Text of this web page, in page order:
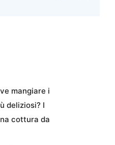
mangiare i
deliziosi? I
cottura da